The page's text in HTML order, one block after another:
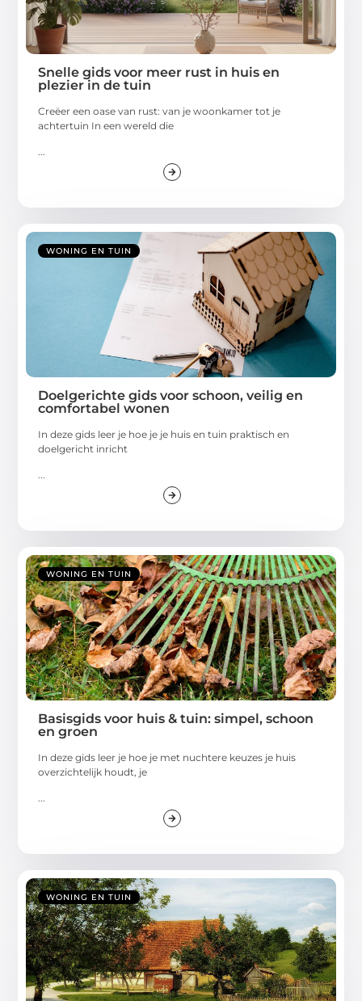
Snelle gids voor meer rust in huis en
plezier in de tuin
Creëer een oase van rust: van je woonkamer tot je
achtertuin In een wereld die
WONING EN TUIN
Doelgerichte gids voor schoon, veilig en
comfortabel wonen
In deze gids leer je hoe je je huis en tuin praktisch en
doelgericht inricht
WONING EN TUIN
Basisgids voor huis & tuin: simpel, schoon
en groen
In deze gids leer je hoe je met nuchtere keuzes je huis
overzichtelijk houdt, je
WONING EN TUIN